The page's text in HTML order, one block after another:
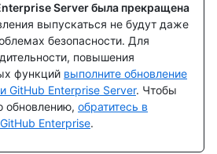
Server была прекращена
выпускаться не будут даже
безопасности. Для
повышения
функций выполните обновление
GitHub Enterprise Server. Чтобы
обновлению, обратитесь в
Enterprise.